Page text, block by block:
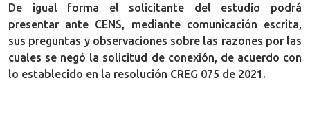
De igual forma el solicitante del estudio podrá
presentar ante CENS, mediante comunicación escrita,
sus preguntas y observaciones sobre las razones por las
cuales se negó la solicitud de conexión, de acuerdo con
lo establecido en la resolución CREG 075 de 2021.